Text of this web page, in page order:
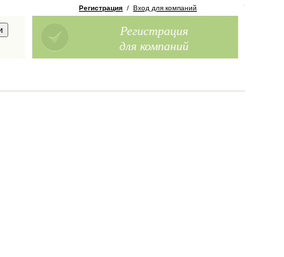
Регистрация / Вход для компаний
Регистрация
для компаний